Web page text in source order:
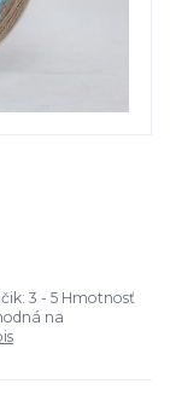
3 - 5 Hmotnosť
na